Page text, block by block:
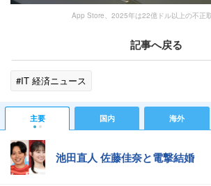
App Store、2025年は22億ドル以上の不正
記事へ戻る
#IT 経済ニュース
主要 国内 海外
池田直人 佐藤佳奈と電撃結婚